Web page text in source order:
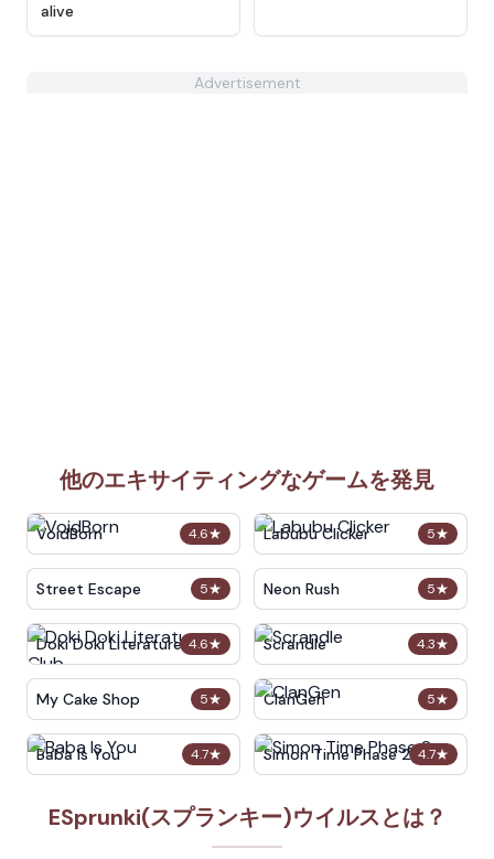
alive
Advertisement
他のエキサイティングなゲームを発見
4.6★
VoidBorn 5★
Labubu Clicker
5★
Street Escape 5★
Neon Rush
4.6★
Doki Doki Literature Club 4.3★
Scrandle
5★
My Cake Shop 5★
ClanGen
4.7★
Baba Is You 4.7★
Simon Time Phase 2
ESprunki(スプランキー)ウイルスとは？